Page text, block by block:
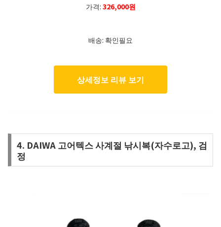
가격:326,000원
배송: 확인필요
상세정보 리뷰 보기
4. DAIWA 고어텍스 사계절 낚시복(자수로고), 검
정